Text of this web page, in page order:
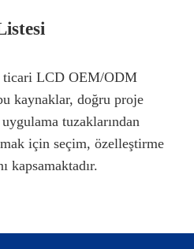
ticari LCD OEM/ODM
kaynaklar, doğru proje
tuzaklarından
için seçim, özelleştirme
kapsamaktadır.